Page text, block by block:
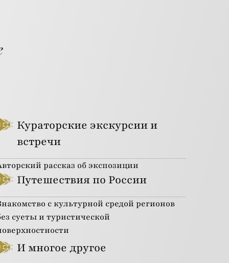
Кураторские экскурсии и
встречи
рассказ об экспозиции
Путешествия по России
с культурной средой регионов
суеты и туристической
И многое другое